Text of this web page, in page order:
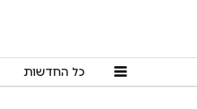
כל החדשות